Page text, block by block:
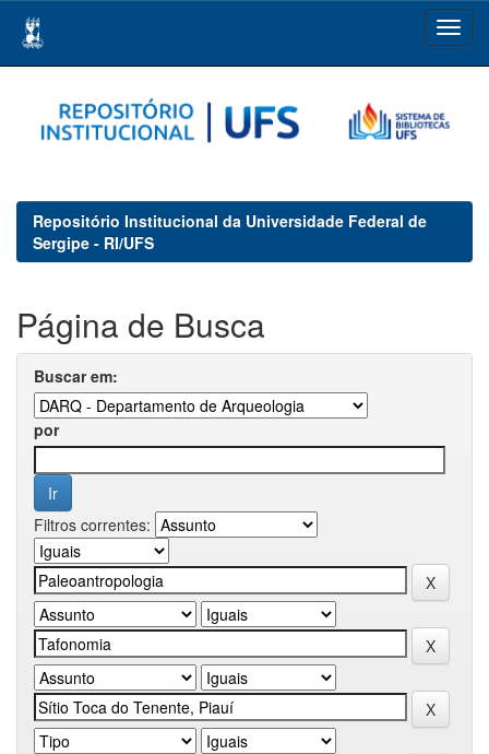
navigation
Repositório Institucional da Universidade Federal de
Sergipe - RI/UFS
Página de Busca
Buscar em:
por
Filtros correntes: